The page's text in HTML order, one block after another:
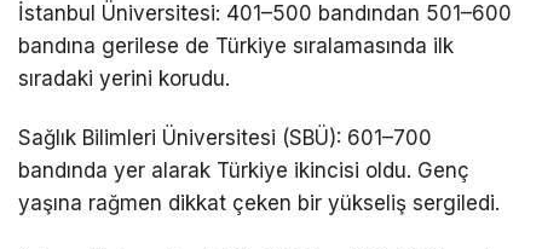
İstanbul Üniversitesi: 401–500 bandından 501–600
bandına gerilese de Türkiye sıralamasında ilk
sıradaki yerini korudu.
Sağlık Bilimleri Üniversitesi (SBÜ): 601–700
bandında yer alarak Türkiye ikincisi oldu. Genç
yaşına rağmen dikkat çeken bir yükseliş sergiledi.